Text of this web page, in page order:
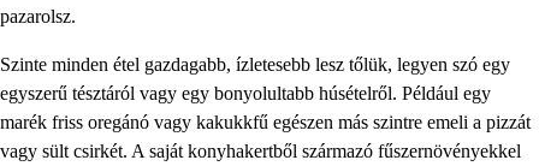
pazarolsz.
Szinte minden étel gazdagabb, ízletesebb lesz tőlük, legyen szó egy
egyszerű tésztáról vagy egy bonyolultabb húsételről. Például egy
marék friss oregánó vagy kakukkfű egészen más szintre emeli a pizzát
vagy sült csirkét. A saját konyhakertből származó fűszernövényekkel